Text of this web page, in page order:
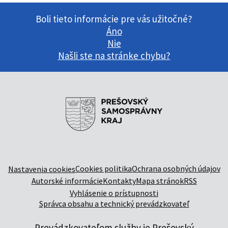
Boli tieto informácie pre vás užitočné?
Áno
Nie
Našli ste na stránke chybu?
Nastavenia cookiesCookies politikaOchrana osobných údajov
Autorské informácieKontaktyMapa stránokRSS
Vyhlásenie o prístupnosti
Správca obsahu a technický prevádzkovateľ